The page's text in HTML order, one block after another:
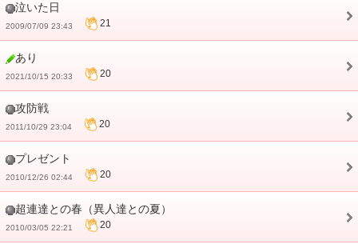
泣いた日
2009/07/09 23:43 21
あり
2021/10/15 20:33 20
攻防戦
2011/10/29 23:04 20
プレゼント
2010/12/26 02:44 20
超連達との春（異人達との夏）
2010/03/05 22:21 20